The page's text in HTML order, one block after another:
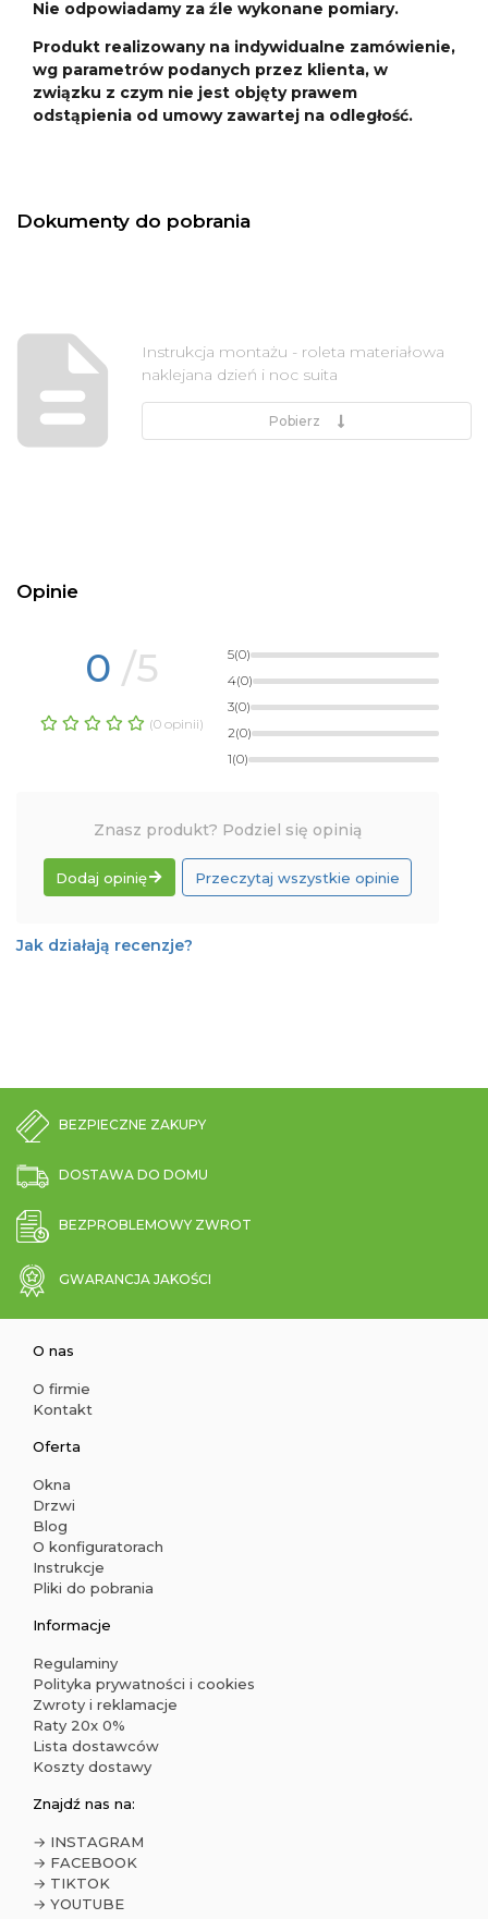
Nie odpowiadamy za źle wykonane pomiary.
Produkt realizowany na indywidualne zamówienie,
wg parametrów podanych przez klienta, w
związku z czym nie jest objęty prawem
odstąpienia od umowy zawartej na odległość.
Dokumenty do pobrania
Instrukcja montażu - roleta materiałowa
naklejana dzień i noc suita
Pobierz
Opinie
0 /5
(0 opinii)
5(0)
4(0)
3(0)
2(0)
1(0)
Znasz produkt? Podziel się opinią
Dodaj opinię Przeczytaj wszystkie opinie
Jak działają recenzje?
BEZPIECZNE ZAKUPY
DOSTAWA DO DOMU
BEZPROBLEMOWY ZWROT
GWARANCJA JAKOŚCI
O nas
O firmie
Kontakt
Oferta
Okna
Drzwi
Blog
O konfiguratorach
Instrukcje
Pliki do pobrania
Informacje
Regulaminy
Polityka prywatności i cookies
Zwroty i reklamacje
Raty 20x 0%
Lista dostawców
Koszty dostawy
Znajdź nas na:
→ INSTAGRAM
→ FACEBOOK
→ TIKTOK
→ YOUTUBE